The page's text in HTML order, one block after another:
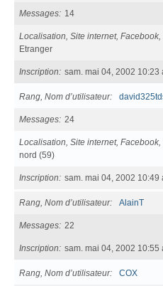
Messages 14
Localisation, Site internet, Facebook,
Etranger
Inscription sam. mai 04, 2002 10:23
Rang, Nom d’utilisateur
Messages 24
Localisation, Site internet, Facebook,
nord (59)
Inscription sam. mai 04, 2002 10:49
Rang, Nom d’utilisateur AlainT
Messages 22
Inscription sam. mai 04, 2002 10:55
Rang, Nom d’utilisateur COX